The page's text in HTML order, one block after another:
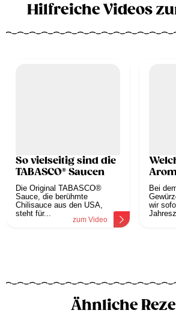
Hilfreiche Videos
So vielseitig sind die
TABASCO® Saucen
Die Original TABASCO®
Sauce, die berühmte
Chilisauce aus den USA,
steht für...
zum Video
Bei
wir
Ähnliche